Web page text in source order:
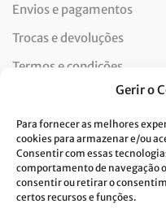
Gerir o
Para fornecer as melhores
cookies para armazenar e/ou
Consentir com essas
comportamento de navegação
consentir ou retirar o
certos recursos e funções.
Envios e pagamentos
Trocas e devoluções
Termos e condições
Política de privacidade
Política de cookies
Livro de reclamações